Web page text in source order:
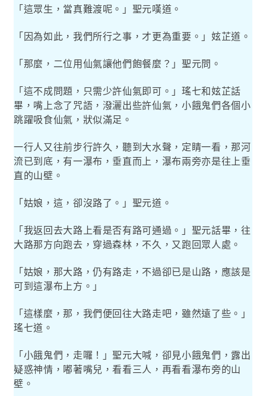
「這眾生，當真難渡呢。」聖元嘆道。
「因為如此，我們所行之事，才更為重要。」妶芷道。
「那麼，二位用仙氣讓他們飽餐麼？」聖元問。
「這不成問題，只需少許仙氣即可。」瑤七和妶芷話
畢，嘴上念了咒語，潑灑出些許仙氣，小餓鬼們各個小
跳躍吸食仙氣，狀似滿足。
一行人又往前步行許久，聽到大水聲，定睛一看，那河
流已到底，有一瀑布，垂直而上，瀑布兩旁亦是往上垂
直的山壁。
「姑娘，這，卻沒路了。」聖元道。
「我返回去大路上看是否有路可通過。」聖元話畢，往
大路那方向跑去，穿過森林，不久，又跑回眾人處。
「姑娘，那大路，仍有路走，不過卻已是山路，應該是
可到這瀑布上方。」
「這樣麼，那，我們便回往大路走吧，雖然遠了些。」
瑤七道。
「小餓鬼們，走囉！」聖元大喊，卻見小餓鬼們，露出
疑惑神情，嘟著嘴兒，看看三人，再看看瀑布旁的山
壁。